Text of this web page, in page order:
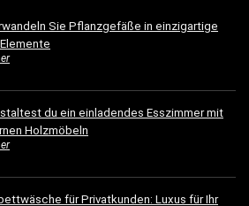
Sie Pflanzgefäße in einzigartige
du ein einladendes Esszimmer mit
Holzmöbeln
für Privatkunden: Luxus für Ihr